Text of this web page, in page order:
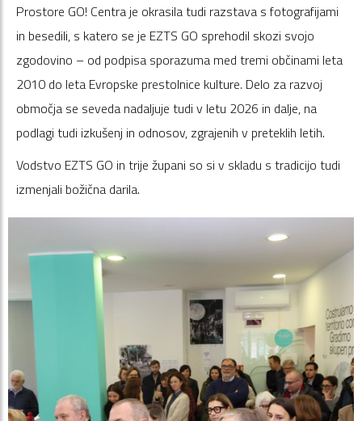
Prostore GO! Centra je okrasila tudi razstava s fotografijami
in besedili, s katero se je EZTS GO sprehodil skozi svojo
zgodovino – od podpisa sporazuma med tremi občinami leta
2010 do leta Evropske prestolnice kulture. Delo za razvoj
območja se seveda nadaljuje tudi v letu 2026 in dalje, na
podlagi tudi izkušenj in odnosov, zgrajenih v preteklih letih.
Vodstvo EZTS GO in trije župani so si v skladu s tradicijo tudi
izmenjali božična darila.